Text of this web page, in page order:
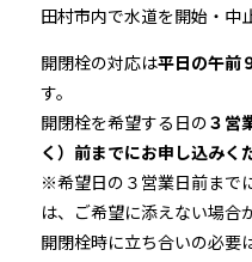
田村市内で水道を開始・中
開閉栓の対応は平日の午前
す。
開閉栓を希望する日の３営
く）前までにお申し込みく
※希望日の３営業日前まで
は、ご希望に添えない場合
開閉栓時に立ち合いの必要